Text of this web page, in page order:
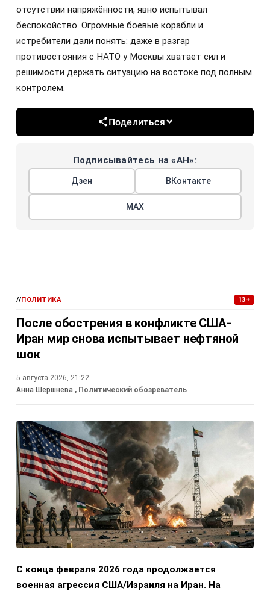
отсутствии напряжённости, явно испытывал
беспокойство. Огромные боевые корабли и
истребители дали понять: даже в разгар
противостояния с НАТО у Москвы хватает сил и
решимости держать ситуацию на востоке под полным
контролем.
Поделиться
Подписывайтесь на «АН»:
Дзен ВКонтакте
МАХ
//ПОЛИТИКА 13+
После обострения в конфликте США-
Иран мир снова испытывает нефтяной
шок
5 августа 2026, 21:22
Анна Шершнева , Политический обозреватель
С конца февраля 2026 года продолжается
военная агрессия США/Израиля на Иран. На